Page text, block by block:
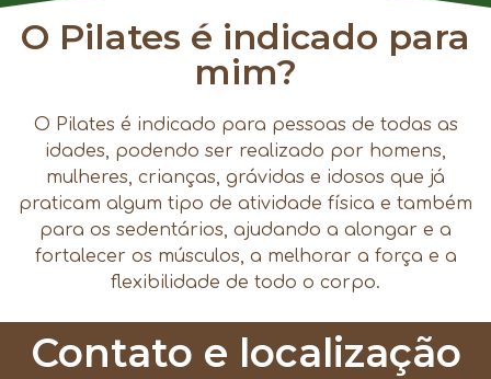
O Pilates é indicado para
mim?
O Pilates é indicado para pessoas de todas as
idades, podendo ser realizado por homens,
mulheres, crianças, grávidas e idosos que já
praticam algum tipo de atividade física e também
para os sedentários, ajudando a alongar e a
fortalecer os músculos, a melhorar a força e a
flexibilidade de todo o corpo.
Contato e localização